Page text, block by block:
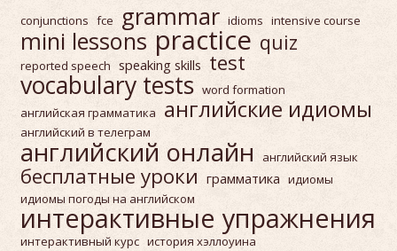
conjunctions fce grammar idioms intensive course
mini lessons practice quiz
reported speech speaking skills test
vocabulary tests word formation
английская грамматика
английские идиомы
английский в телеграм
английский онлайн английский язык
бесплатные уроки грамматика идиомы
идиомы погоды на английском
интерактивные упражнения
интерактивный курс история хэллоуина